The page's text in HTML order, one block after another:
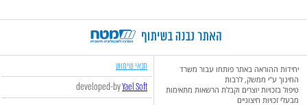
יחידות ההוראה באתר פותחו עבור משרד
החינוך ע"י ממשק, לרבות
טיפול בזכויות יוצרים וקבלת הרשאות מתאימות
מבעלי זכויות חיצוניים
תנאי שימוש
developed-byYael Soft